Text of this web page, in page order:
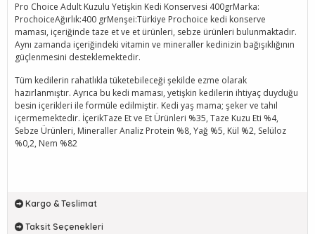
Pro Choice Adult Kuzulu Yetişkin Kedi Konservesi 400grMarka:
ProchoiceAğırlık:400 grMenşei:Türkiye Prochoice kedi konserve
maması, içeriğinde taze et ve et ürünleri, sebze ürünleri bulunmaktadır.
Aynı zamanda içeriğindeki vitamin ve mineraller kedinizin bağışıklığının
güçlenmesini desteklemektedir.
Tüm kedilerin rahatlıkla tüketebileceği şekilde ezme olarak
hazırlanmıştır. Ayrıca bu kedi maması, yetişkin kedilerin ihtiyaç duyduğu
besin içerikleri ile formüle edilmiştir. Kedi yaş mama; şeker ve tahıl
içermemektedir. İçerikTaze Et ve Et Ürünleri %35, Taze Kuzu Eti %4,
Sebze Ürünleri, Mineraller Analiz Protein %8, Yağ %5, Kül %2, Selüloz
%0,2, Nem %82
Kargo & Teslimat
Taksit Seçenekleri